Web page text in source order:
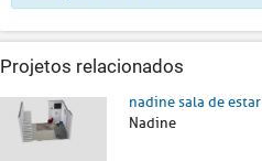
Projetos relacionados
nadine sala de estar
Nadine